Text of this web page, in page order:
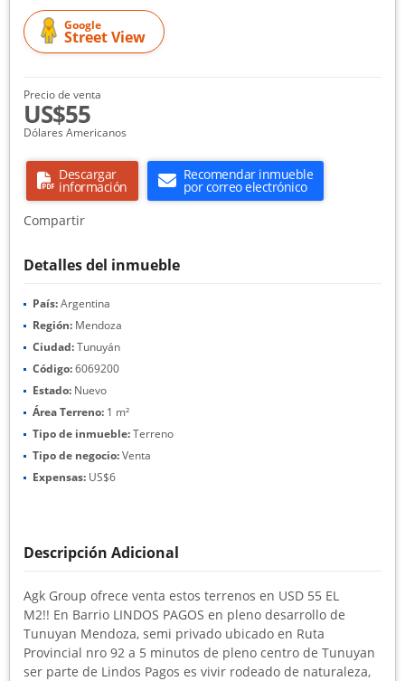
Google
Street View
Precio de venta
US$55
Dólares Americanos
Descargar
información
Recomendar inmueble
por correo electrónico
Compartir
Detalles del inmueble
País:Argentina
Región: Mendoza
Ciudad:Tunuyán
Código:6069200
Estado: Nuevo
Área Terreno: 1 m²
Tipo de inmueble:Terreno
Tipo de negocio:Venta
Expensas: US$6
Descripción Adicional
Agk Group ofrece venta estos terrenos en USD 55 EL
M2!! En Barrio LINDOS PAGOS en pleno desarrollo de
Tunuyan Mendoza, semi privado ubicado en Ruta
Provincial nro 92 a 5 minutos de pleno centro de Tunuyan
ser parte de Lindos Pagos es vivir rodeado de naturaleza,